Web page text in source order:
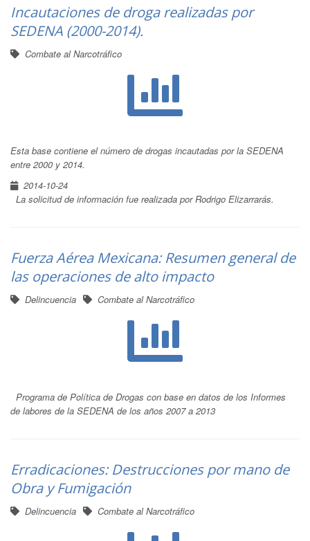
Incautaciones de droga realizadas por
SEDENA (2000-2014).
Combate al Narcotráfico
Esta base contiene el número de drogas incautadas por la SEDENA
entre 2000 y 2014.
2014-10-24
La solicitud de información fue realizada por Rodrigo Elizarrarás.
Fuerza Aérea Mexicana: Resumen general de
las operaciones de alto impacto
Delincuencia Combate al Narcotráfico
Programa de Política de Drogas con base en datos de los Informes
de labores de la SEDENA de los años 2007 a 2013
Erradicaciones: Destrucciones por mano de
Obra y Fumigación
Delincuencia Combate al Narcotráfico